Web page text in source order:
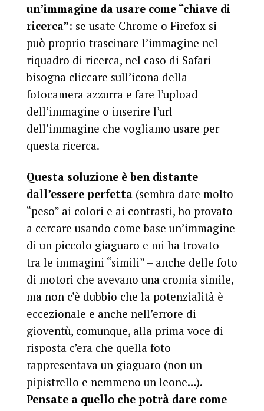
un’immagine da usare come “chiave di
ricerca”: se usate Chrome o Firefox si
può proprio trascinare l’immagine nel
riquadro di ricerca, nel caso di Safari
bisogna cliccare sull’icona della
fotocamera azzurra e fare l’upload
dell’immagine o inserire l’url
dell’immagine che vogliamo usare per
questa ricerca.
Questa soluzione è ben distante
dall’essere perfetta(sembra dare molto
“peso” ai colori e ai contrasti, ho provato
a cercare usando come base un’immagine
di un piccolo giaguaro e mi ha trovato –
tra le immagini “simili” – anche delle foto
di motori che avevano una cromia simile,
ma non c’è dubbio che la potenzialità è
eccezionale e anche nell’errore di
gioventù, comunque, alla prima voce di
risposta c’era che quella foto
rappresentava un giaguaro (non un
pipistrello e nemmeno un leone…).
Pensate a quello che potrà dare come